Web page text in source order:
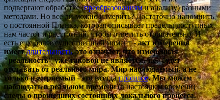
подвергают обработке (преобразованиями анализу) разными
методами. Но все ли можно измерить? Достаточно напомнить
о постоянной Планка, которая описывает пределы доступных
нам частот и расстояний, чтобы ответить отрицательно. И
есть еще более существенный момент -акт измерения
имеетдлительность, это означает, что измеренная
"реальность" уже таковой не является, т.е. будет
отставать от реального мира. Мир наблюдаемый, а не
только измеряемый - это всегдапрошлое. Мы можем
наблюдать в реальном времени(в настоящем времени)
следы о прошедших состояниях локального процесса.